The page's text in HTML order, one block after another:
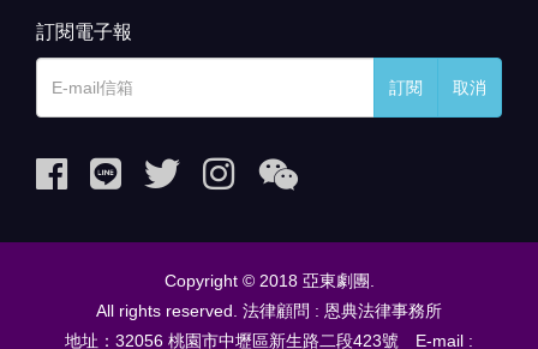
訂閱電子報
訂閱 取消
Copyright © 2018 亞東劇團.
All rights reserved. 法律顧問 : 恩典法律事務所
地址：32056 桃園市中壢區新生路二段423號 E-mail :